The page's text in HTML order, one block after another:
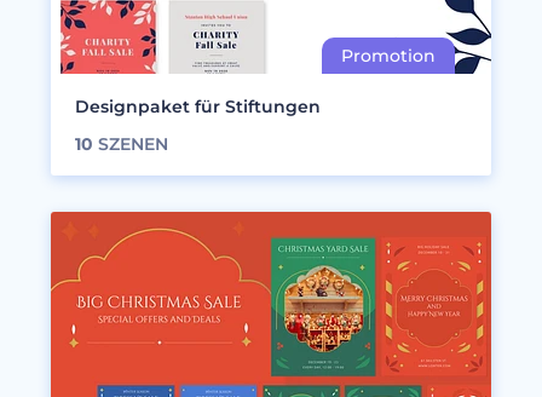
Designpaket für Stiftungen
10 SZENEN